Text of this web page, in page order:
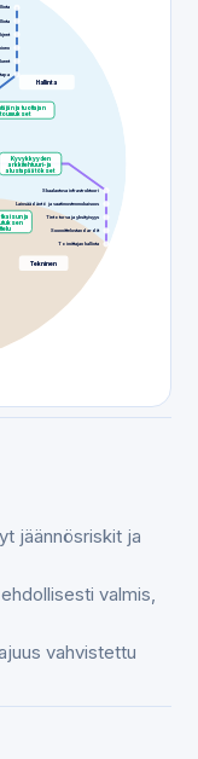
Hallinta
Tekninen
Skaalautuva infrastruktuuri
Lainsäädäntö ja vaatimustenmukaisuus
Tietoturva ja yksityisyys
Suunnittelustandardit
Toimittajan hallinta
ja tuottajan
Kyvykkyyden
arkkitehtuuri- ja
alustapäätökset
ja
jäännösriskit ja
valmis,
vahvistettu